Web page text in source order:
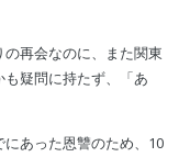
再会なのに、また関東
も疑問に持たず、「あ
あった恩讐のため、10